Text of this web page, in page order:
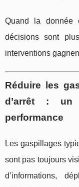
Quand la donnée
décisions sont
interventions
Réduire les
d’arrêt :
performance
Les gaspillages
sont pas toujours
d’informations,